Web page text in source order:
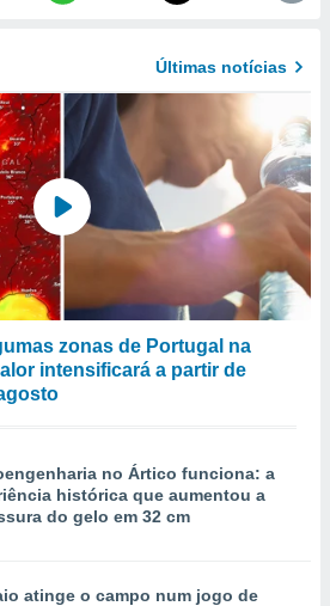
Últimas notícias
zonas de Portugal na
intensificará a partir de
no Ártico funciona: a
histórica que aumentou a
do gelo em 32 cm
atinge o campo num jogo de